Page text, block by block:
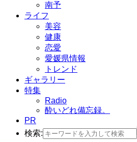
南予
ライフ
美容
健康
恋愛
愛媛県情報
トレンド
ギャラリー
特集
Radio
酔いどれ備忘録。
PR
検索: